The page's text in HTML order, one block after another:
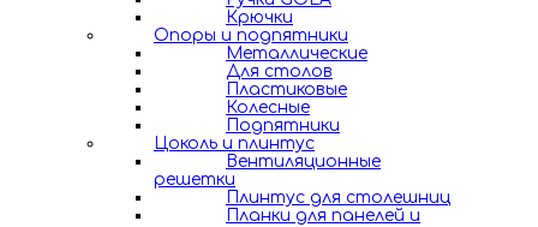
Крючки
Опоры и подпятники
Металлические
Для столов
Пластиковые
Колесные
Подпятники
Цоколь и плинтус
Вентиляционные
решетки
Плинтус для столешниц
Планки для панелей и